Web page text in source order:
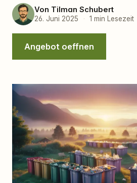
Von Tilman Schubert
26. Juni 2025 · 1 min Lesezeit
Angebot oeffnen